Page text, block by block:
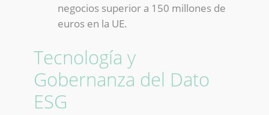
negocios superior a 150 millones de
euros en la UE.
Tecnología y
Gobernanza del Dato
ESG